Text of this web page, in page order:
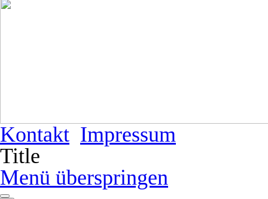
Kontakt Impressum
Title
Menü überspringen